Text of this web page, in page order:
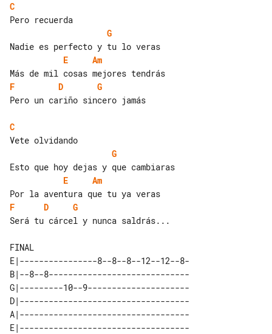
C
G
E
Am
F
D
G
Pero un cariño sincero jamás
C
G
E
Am
F
D
G
Será tu cárcel y nunca saldrás...
E|----------------8--8--8--12--12--8-
B|--8--8-----------------------------
G|---------10--9---------------------
D|-----------------------------------
A|-----------------------------------
E|-----------------------------------